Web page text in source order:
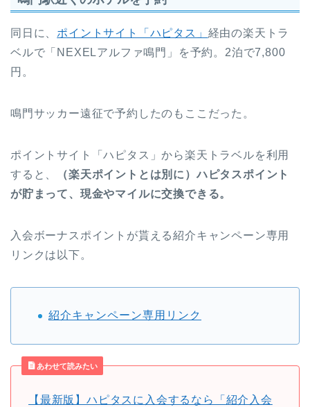
同日に、 ポイントサイト「ハピタス」 経由の楽天トラ
ベルで「NEXELアルファ鳴門」を予約。2泊で7,800
円。
鳴門サッカー遠征で予約したのもここだった。
ポイントサイト「ハピタス」から楽天トラベルを利用
すると、
（楽天ポイントとは別に）ハピタスポイント
が貯まって、現金やマイルに交換できる。
入会ボーナスポイントが貰える紹介キャンペーン専用
リンクは以下。
紹介キャンペーン専用リンク
あわせて読みたい
【最新版】ハピタスに入会するなら「紹介入会